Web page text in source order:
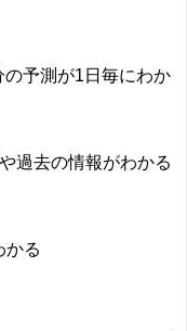
の予測が1日毎にわか
過去の情報がわかる
かる